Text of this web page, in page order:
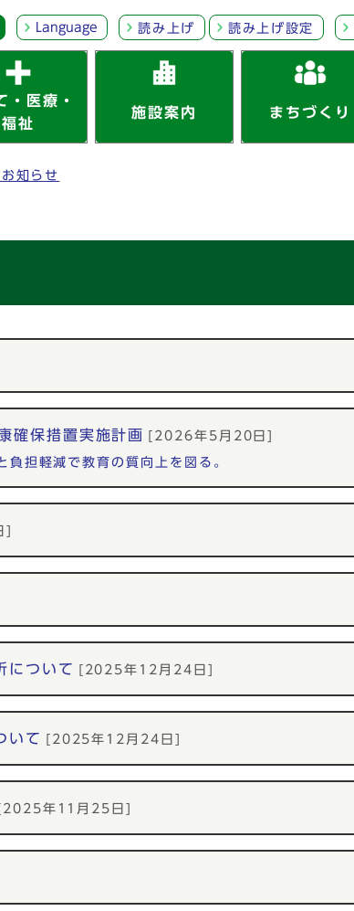
Language 読み上げ 読み上げ設定
・医療・
福祉
施設案内 まちづくり
知らせ
確保措置実施計画 [2026年5月20日]
担軽減で教育の質向上を図る。
]
について [2025年12月24日]
いて [2025年12月24日]
[2025年11月25日]